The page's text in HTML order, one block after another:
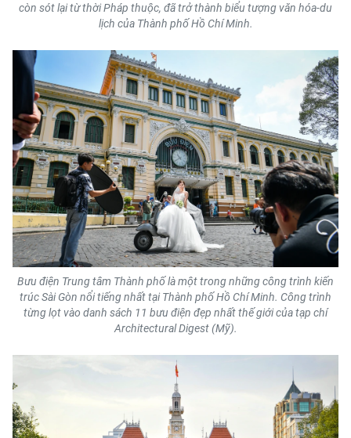
còn sót lại từ thời Pháp thuộc, đã trở thành biểu tượng văn hóa-du
lịch của Thành phố Hồ Chí Minh.
Bưu điện Trung tâm Thành phố là một trong những công trình kiến
trúc Sài Gòn nổi tiếng nhất tại Thành phố Hồ Chí Minh. Công trình
từng lọt vào danh sách 11 bưu điện đẹp nhất thế giới của tạp chí
Architectural Digest (Mỹ).